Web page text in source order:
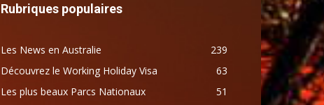
Rubriques populaires
Les News en Australie
239
Découvrez le Working Holiday Visa
63
Les plus beaux Parcs Nationaux
51